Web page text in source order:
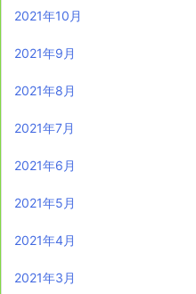
2021年10月
2021年9月
2021年8月
2021年7月
2021年6月
2021年5月
2021年4月
2021年3月